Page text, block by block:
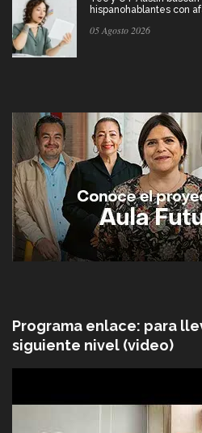
hispanohablantes con
05 Agosto 2026
Programa enlace: para
siguiente nivel (video)